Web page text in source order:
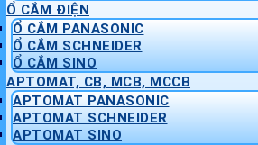
Ổ CẮM ĐIỆN
Ổ CẮM PANASONIC
Ổ CẮM SCHNEIDER
Ổ CẮM SINO
APTOMAT, CB, MCB, MCCB
APTOMAT PANASONIC
APTOMAT SCHNEIDER
APTOMAT SINO